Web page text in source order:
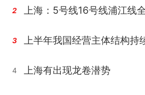
2
3
4 上海有出现龙卷潜势